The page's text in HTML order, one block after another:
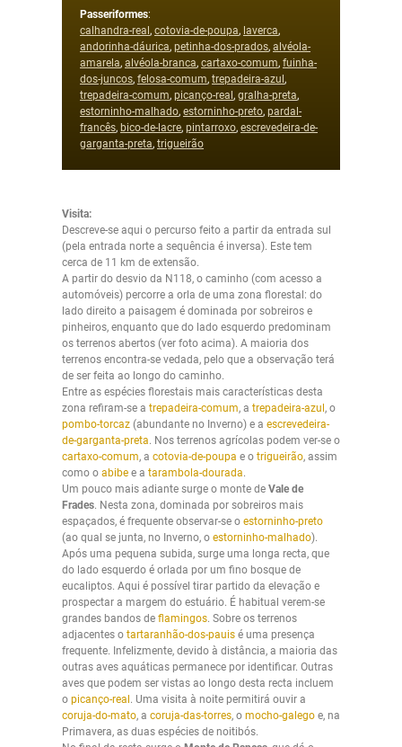
Passeriformes:
calhandra-real , cotovia-de-poupa, laverca,
andorinha-dáurica, petinha-dos-prados, alvéola-
amarela, alvéola-branca, cartaxo-comum, fuinha-
dos-juncos, felosa-comum, trepadeira-azul ,
trepadeira-comum, picanço-real , gralha-preta,
estorninho-malhado, estorninho-preto, pardal-
francês, bico-de-lacre, pintarroxo, escrevedeira-de-
garganta-preta, trigueirão
Visita:
Descreve-se aqui o percurso feito a partir da entrada sul
(pela entrada norte a sequência é inversa). Este tem
cerca de 11 km de extensão.
A partir do desvio da N118, o caminho (com acesso a
automóveis) percorre a orla de uma zona florestal: do
lado direito a paisagem é dominada por sobreiros e
pinheiros, enquanto que do lado esquerdo predominam
os terrenos abertos (ver foto acima). A maioria dos
terrenos encontra-se vedada, pelo que a observação terá
de ser feita ao longo do caminho.
Entre as espécies florestais mais características desta
zona refiram-se a trepadeira-comum, a trepadeira-azul , o
pombo-torcaz (abundante no Inverno) e a escrevedeira-
de-garganta-preta. Nos terrenos agrícolas podem ver-se o
cartaxo-comum, a cotovia-de-poupa e o trigueirão, assim
como o abibe e a tarambola-dourada.
Um pouco mais adiante surge o monte de Vale de
Frades. Nesta zona, dominada por sobreiros mais
espaçados, é frequente observar-se o estorninho-preto
(ao qual se junta, no Inverno, o estorninho-malhado).
Após uma pequena subida, surge uma longa recta, que
do lado esquerdo é orlada por um fino bosque de
eucaliptos. Aqui é possível tirar partido da elevação e
prospectar a margem do estuário. É habitual verem-se
grandes bandos de flamingos. Sobre os terrenos
adjacentes o tartaranhão-dos-pauis é uma presença
frequente. Infelizmente, devido à distância, a maioria das
outras aves aquáticas permanece por identificar. Outras
aves que podem ser vistas ao longo desta recta incluem
o picanço-real . Uma visita à noite permitirá ouvir a
coruja-do-mato, a coruja-das-torres, o mocho-galego e, na
Primavera, as duas espécies de noitibós.